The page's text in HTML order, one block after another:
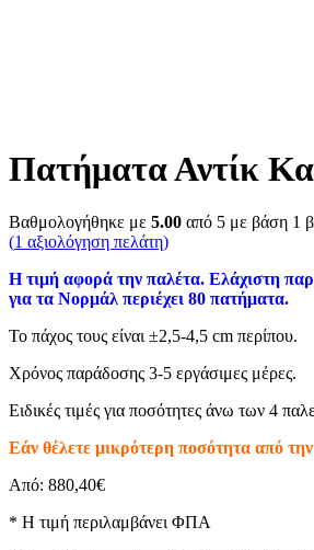
Πατήματα Αντίκ
Βαθμολογήθηκε με 5.00 από 5 με βάση 1
(1 αξιολόγηση πελάτη)
Η τιμή αφορά την παλέτα. Ελάχιστη
για τα Νορμάλ περιέχει 80 πατήματα.
Το πάχος τους είναι ±2,5-4,5 cm περίπου.
Χρόνος παράδοσης 3-5 εργάσιμες μέρες.
Ειδικές τιμές για ποσότητες άνω των 4
Εάν θέλετε μικρότερη ποσότητα από την
Από: 880,40€
* H τιμή περιλαμβάνει ΦΠΑ